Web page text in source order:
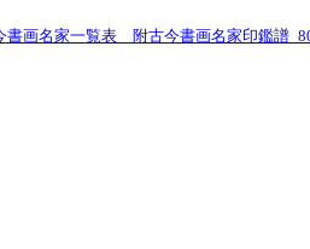
書画名家一覧表 附古今書画名家印鑑譜